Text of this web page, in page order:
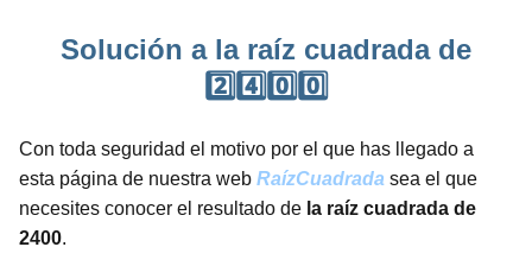
Solución a la raíz cuadrada de
2️⃣4️⃣0️⃣0️⃣
Con toda seguridad el motivo por el que has llegado a
esta página de nuestra web RaízCuadrada sea el que
necesites conocer el resultado de la raíz cuadrada de
2400.